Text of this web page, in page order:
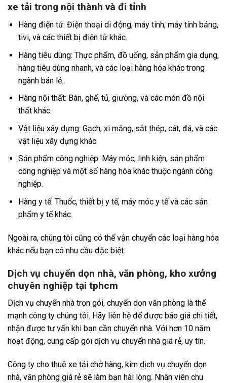
xe tải trong nội thành và đi tỉnh
Hàng điện tử: Điện thoại di động, máy tính, máy tính bảng,
tivi, và các thiết bị điện tử khác.
Hàng tiêu dùng: Thực phẩm, đồ uống, sản phẩm gia dụng,
hàng tiêu dùng nhanh, và các loại hàng hóa khác trong
ngành bán lẻ.
Hàng nội thất: Bàn, ghế, tủ, giường, và các món đồ nội
thất khác.
Vật liệu xây dựng: Gạch, xi măng, sắt thép, cát, đá, và các
vật liệu xây dựng khác.
Sản phẩm công nghiệp: Máy móc, linh kiện, sản phẩm
công nghiệp và một số hàng hóa khác thuộc ngành công
nghiệp.
Hàng y tế: Thuốc, thiết bị y tế, máy móc y tế và các sản
phẩm y tế khác.
Ngoài ra, chúng tôi cũng có thể vận chuyển các loại hàng hóa
khác nếu bạn có nhu cầu đặc biệt.
Dịch vụ chuyển dọn nhà, văn phòng, kho xưởng
chuyên nghiệp tại tphcm
Dịch vụ chuyển nhà trọn gói, chuyển dọn văn phòng là thế
mạnh công ty chúng tôi. Hãy liên hệ để được báo giá chi tiết,
nhận được tư vấn khi bạn cần chuyển nhà. Với hơn 10 năm
hoạt động, cung cấp gói dịch vụ chuyển nhà giá rẻ, uy tín.
Công ty cho thuê xe tải chở hàng, kim dịch vụ chuyển dọn
nhà, văn phòng giá rẻ sẽ làm bạn hài lòng. Nhân viên chu